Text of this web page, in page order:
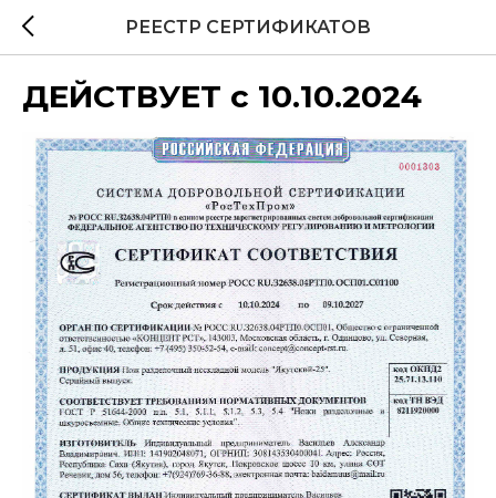
РЕЕСТР СЕРТИФИКАТОВ
ДЕЙСТВУЕТ с 10.10.2024